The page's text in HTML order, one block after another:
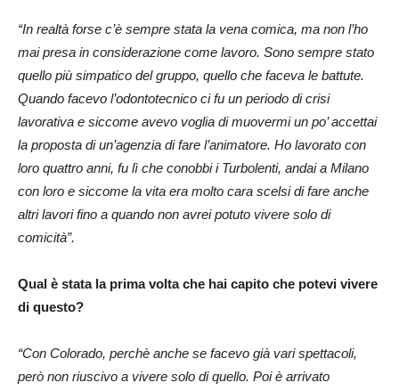
“In realtà forse c’è sempre stata la vena comica, ma non l’ho
mai presa in considerazione come lavoro. Sono sempre stato
quello più simpatico del gruppo, quello che faceva le battute.
Quando facevo l’odontotecnico ci fu un periodo di crisi
lavorativa e siccome avevo voglia di muovermi un po’ accettai
la proposta di un’agenzia di fare l’animatore. Ho lavorato con
loro quattro anni, fu lì che conobbi i Turbolenti, andai a Milano
con loro e siccome la vita era molto cara scelsi di fare anche
altri lavori fino a quando non avrei potuto vivere solo di
comicità”.
Qual è stata la prima volta che hai capito che potevi vivere
di questo?
“Con Colorado, perchè anche se facevo già vari spettacoli,
però non riuscivo a vivere solo di quello. Poi è arrivato